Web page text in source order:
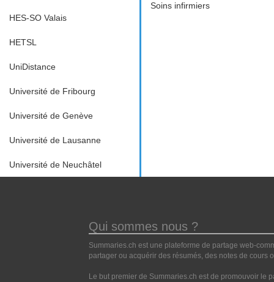
HES-SO Valais
HETSL
UniDistance
Université de Fribourg
Université de Genève
Université de Lausanne
Université de Neuchâtel
Soins infirmiers
Qui sommes nous ?
Summaries.ch est une plateforme de partage web-
partager ou acquérir des résumés, des notes de cours
Le but premier de Summaries.ch est de promouvoir le